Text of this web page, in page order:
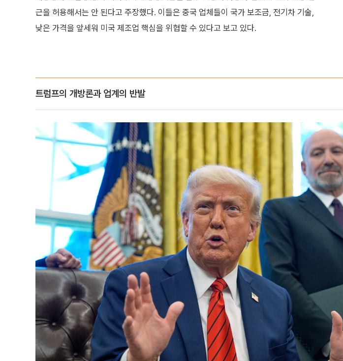
근을 허용해서는 안 된다고 주장했다. 이들은 중국 업체들이 국가 보조금, 전기차 기술,
낮은 가격을 앞세워 미국 제조업 핵심을 위협할 수 있다고 보고 있다.
트럼프의 개방론과 업계의 반발